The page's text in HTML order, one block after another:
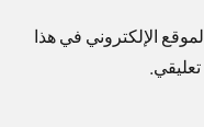
الإلكتروني في هذا